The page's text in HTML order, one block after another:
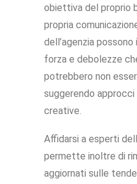
obiettiva del proprio
propria
dell’agenzia
forza e debolezze
potrebbero non
suggerendo
creative.
Affidarsi a esperti
permette inoltre di
aggiornati sulle